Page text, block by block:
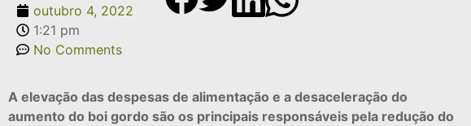
outubro 4, 2022
1:21 pm
No Comments
A elevação das despesas de alimentação e a desaceleração do
aumento do boi gordo são os principais responsáveis pela redução do